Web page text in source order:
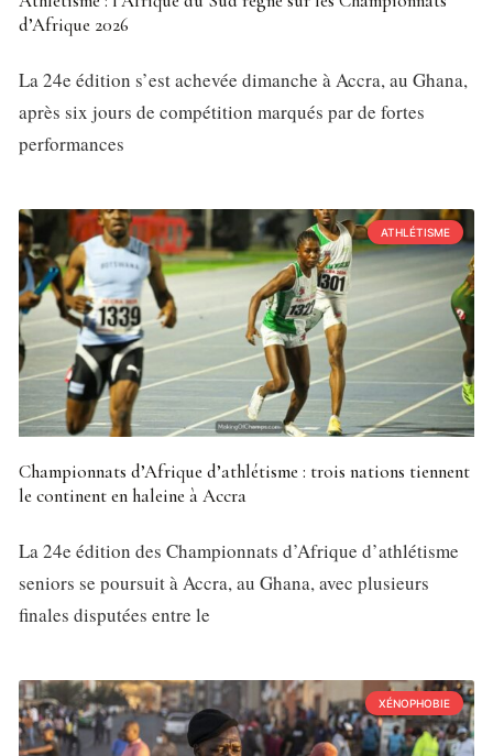
d’Afrique 2026
La 24e édition s’est achevée dimanche à Accra, au Ghana,
après six jours de compétition marqués par de fortes
performances
ATHLÉTISME
Championnats d’Afrique d’athlétisme : trois nations tiennent
le continent en haleine à Accra
La 24e édition des Championnats d’Afrique d’athlétisme
seniors se poursuit à Accra, au Ghana, avec plusieurs
finales disputées entre le
XÉNOPHOBIE